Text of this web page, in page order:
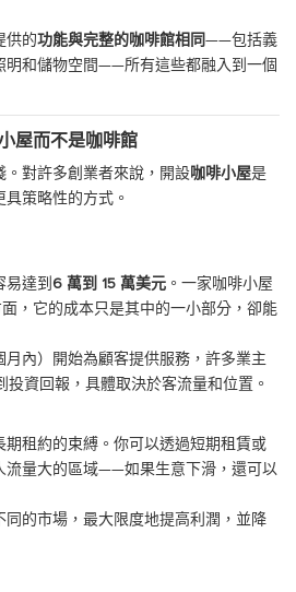
供的功能與完整的咖啡館相同——包括義
明和儲物空間——所有這些都融入到一個
屋而不是咖啡館
。對許多創業者來說，開設咖啡小屋是
策略性的方式。
易達到 6 萬到 15 萬美元 。一家咖啡小屋
面，它的成本只是其中的一小部分，卻能
內）開始為顧客提供服務，許多業主
投資回報，具體取決於客流量和位置。
期租約的束縛。你可以透過短期租賃或
流量大的區域——如果生意下滑，還可以
同的市場，最大限度地提高利潤，並降